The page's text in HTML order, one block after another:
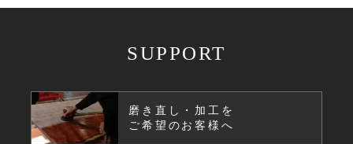
SUPPORT
磨き直し・加工を
ご希望のお客様へ